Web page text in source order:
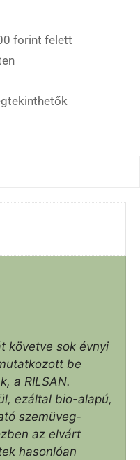
forint felett
követve sok évnyi
be
a RILSAN.
ezáltal bio-alapú,
szemüveg-
az elvárt
hasonlóan